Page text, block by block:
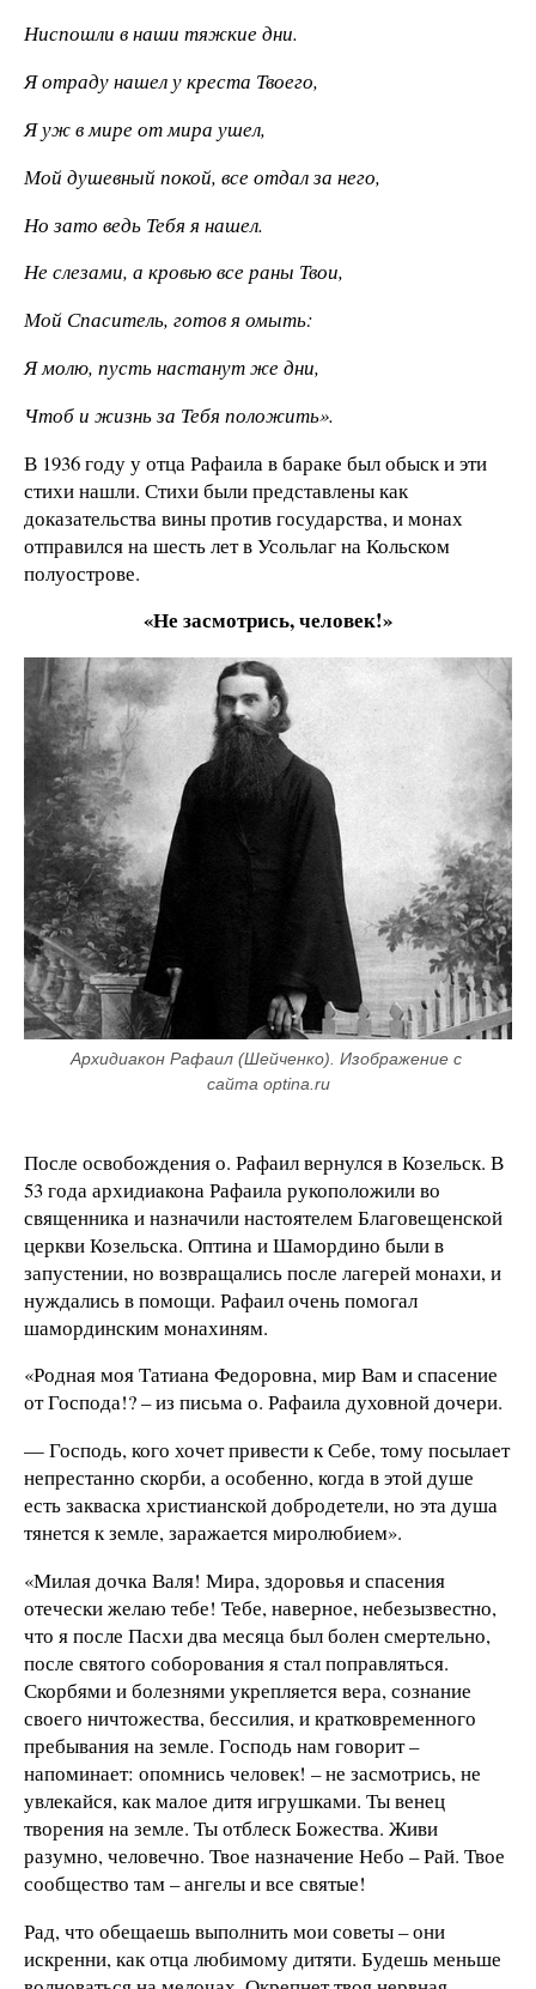
Ниспошли в наши тяжкие дни.
Я отраду нашел у креста Твоего,
Я уж в мире от мира ушел,
Мой душевный покой, все отдал за него,
Но зато ведь Тебя я нашел.
Не слезами, а кровью все раны Твои,
Мой Спаситель, готов я омыть:
Я молю, пусть настанут же дни,
Чтоб и жизнь за Тебя положить».
В 1936 году у отца Рафаила в бараке был обыск и эти
стихи нашли. Стихи были представлены как
доказательства вины против государства, и монах
отправился на шесть лет в Усольлаг на Кольском
полуострове.
«Не засмотрись, человек!»
Архидиакон Рафаил (Шейченко). Изображение с
сайта optina.ru
После освобождения о. Рафаил вернулся в Козельск. В
53 года архидиакона Рафаила рукоположили во
священника и назначили настоятелем Благовещенской
церкви Козельска. Оптина и Шамордино были в
запустении, но возвращались после лагерей монахи, и
нуждались в помощи. Рафаил очень помогал
шамординским монахиням.
«Родная моя Татиана Федоровна, мир Вам и спасение
от Господа!? – из письма о. Рафаила духовной дочери.
— Господь, кого хочет привести к Себе, тому посылает
непрестанно скорби, а особенно, когда в этой душе
есть закваска христианской добродетели, но эта душа
тянется к земле, заражается миролюбием».
«Милая дочка Валя! Мира, здоровья и спасения
отечески желаю тебе! Тебе, наверное, небезызвестно,
что я после Пасхи два месяца был болен смертельно,
после святого соборования я стал поправляться.
Скорбями и болезнями укрепляется вера, сознание
своего ничтожества, бессилия, и кратковременного
пребывания на земле. Господь нам говорит –
напоминает: опомнись человек! – не засмотрись, не
увлекайся, как малое дитя игрушками. Ты венец
творения на земле. Ты отблеск Божества. Живи
разумно, человечно. Твое назначение Небо – Рай. Твое
сообщество там – ангелы и все святые!
Рад, что обещаешь выполнить мои советы – они
искренни, как отца любимому дитяти. Будешь меньше